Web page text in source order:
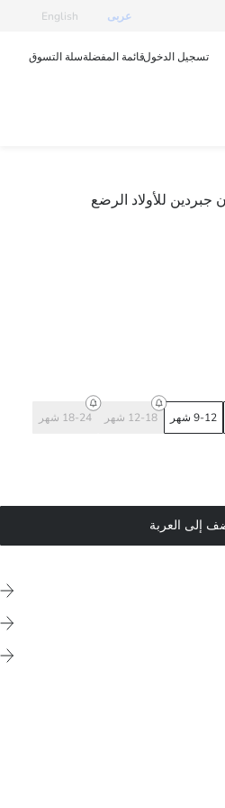
عربى English
تسجيل الدخولقائمة المفضلةسلة التسوق
للأولاد الرضع
9-12 شهر 12-18 شهر 18-24 شهر
إلى العربة